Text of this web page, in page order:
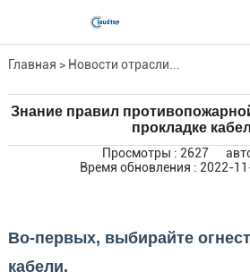
Главная > Новости отрасли...
Знание правил
прокладке
Просмотры : 2627
Время обновления : 2022-
Во-первых, выбирайте
кабели.